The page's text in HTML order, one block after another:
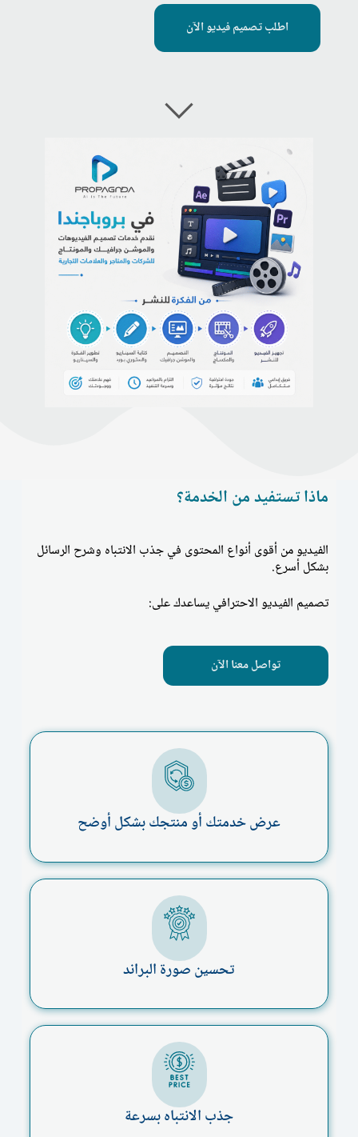
اطلب تصميم فيديو الآن
ماذا تستفيد من الخدمة؟
الفيديو من أقوى أنواع المحتوى في جذب الانتباه وشرح الرسائل
بشكل أسرع.
تصميم الفيديو الاحترافي يساعدك على:
تواصل معنا الآن
عرض خدمتك أو منتجك بشكل أوضح
تحسين صورة البراند
جذب الانتباه بسرعة